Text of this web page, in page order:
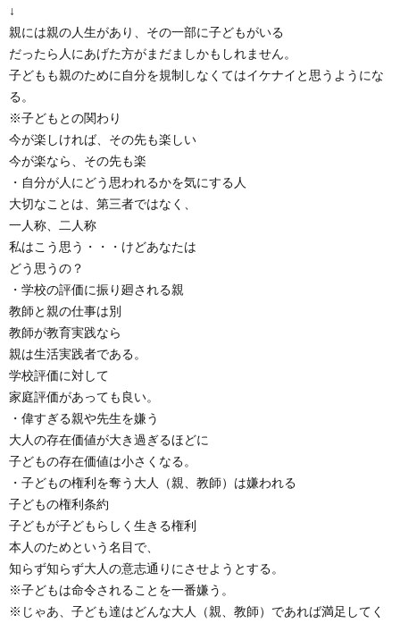
↓
親には親の人生があり、その一部に子どもがいる
だったら人にあげた方がまだましかもしれません。
子どもも親のために自分を規制しなくてはイケナイと思うようにな
る。
※子どもとの関わり
今が楽しければ、その先も楽しい
今が楽なら、その先も楽
・自分が人にどう思われるかを気にする人
大切なことは、第三者ではなく、
一人称、二人称
私はこう思う・・・けどあなたは
どう思うの？
・学校の評価に振り廻される親
教師と親の仕事は別
教師が教育実践なら
親は生活実践者である。
学校評価に対して
家庭評価があっても良い。
・偉すぎる親や先生を嫌う
大人の存在価値が大き過ぎるほどに
子どもの存在価値は小さくなる。
・子どもの権利を奪う大人（親、教師）は嫌われる
子どもの権利条約
子どもが子どもらしく生きる権利
本人のためという名目で、
知らず知らず大人の意志通りにさせようとする。
※子どもは命令されることを一番嫌う。
※じゃあ、子ども達はどんな大人（親、教師）であれば満足してく